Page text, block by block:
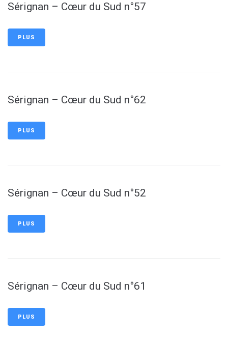
Sérignan – Cœur du Sud n°57
PLUS
Sérignan – Cœur du Sud n°62
PLUS
Sérignan – Cœur du Sud n°52
PLUS
Sérignan – Cœur du Sud n°61
PLUS